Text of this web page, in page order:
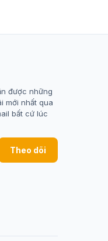
được những
mới nhất qua
bất cứ lúc
Theo dõi